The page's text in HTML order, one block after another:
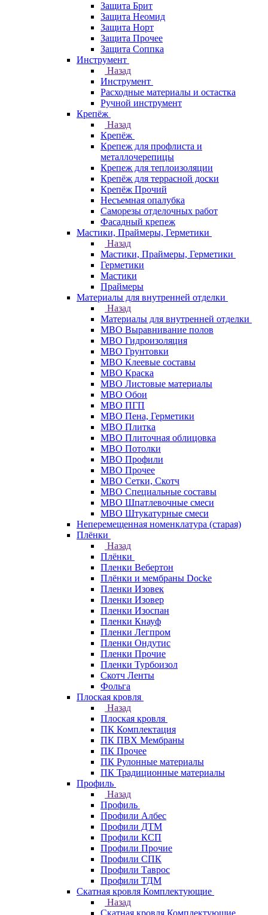
Защита Брит
Защита Неомид
Защита Норт
Защита Прочее
Защита Соппка
Инструмент
Назад
Инструмент
Расходные материалы и остастка
Ручной инструмент
Крепёж
Назад
Крепёж
Крепеж для профлиста и
металлочерепицы
Крепеж для теплоизоляции
Крепёж для террасной доски
Крепёж Прочий
Несъемная опалубка
Саморезы отделочных работ
Фасадный крепеж
Мастики, Праймеры, Герметики
Назад
Мастики, Праймеры, Герметики
Герметики
Мастики
Праймеры
Материалы для внутренней отделки
Назад
Материалы для внутренней отделки
МВО Выравнивание полов
МВО Гидроизоляция
МВО Грунтовки
МВО Клеевые составы
МВО Краска
МВО Листовые материалы
МВО Обои
МВО ПГП
МВО Пена, Герметики
МВО Плитка
МВО Плиточная облицовка
МВО Потолки
МВО Профили
МВО Прочее
МВО Сетки, Скотч
МВО Специальные составы
МВО Шпатлевочные смеси
МВО Штукатурные смеси
Неперемещенная номенклатура (старая)
Плёнки
Назад
Плёнки
Пленки Вебертон
Плёнки и мембраны Docke
Пленки Изовек
Пленки Изовер
Пленки Изоспан
Пленки Кнауф
Пленки Легпром
Пленки Ондутис
Пленки Прочие
Пленки Турбоизол
Скотч Ленты
Фольга
Плоская кровля
Назад
Плоская кровля
ПК Комплектация
ПК ПВХ Мембраны
ПК Прочее
ПК Рулонные материалы
ПК Традиционные материалы
Профиль
Назад
Профиль
Профили Албес
Профили ДТМ
Профили КСП
Профили Прочие
Профили СПК
Профили Таврос
Профили ТДМ
Скатная кровля Комплектующие
Назад
Скатная кровля Комплектующие